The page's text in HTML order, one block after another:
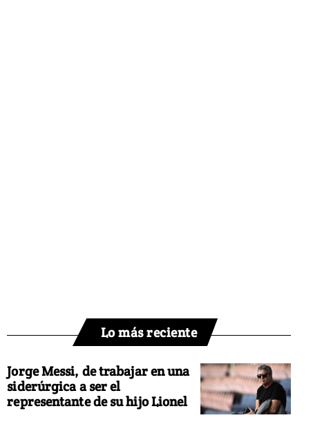
Lo más reciente
Jorge Messi, de trabajar en una
siderúrgica a ser el
representante de su hijo Lionel